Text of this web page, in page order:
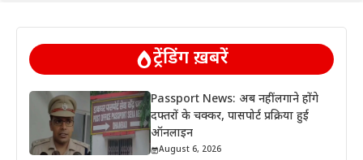
ट्रेंडिंग ख़बरें
Passport News: अब नहीं लगाने होंगे
दफ्तरों के चक्कर, पासपोर्ट प्रक्रिया हुई
ऑनलाइन
August 6, 2026